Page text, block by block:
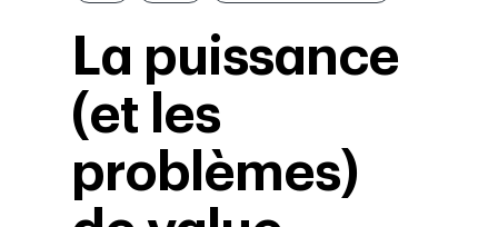
La puissance
(et les
problèmes)